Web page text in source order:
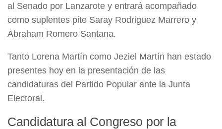
al Senado por Lanzarote y entrará acompañado
como suplentes pite Saray Rodriguez Marrero y
Abraham Romero Santana.
Tanto Lorena Martín como Jeziel Martín han estado
presentes hoy en la presentación de las
candidaturas del Partido Popular ante la Junta
Electoral.
Candidatura al Congreso por la